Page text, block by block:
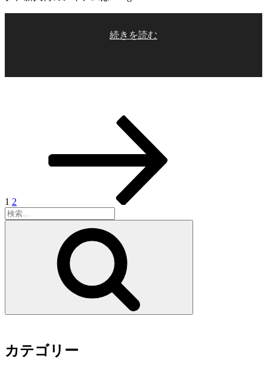
メ/149cm”
“instagram
ま
す！”
続きを読む
投
1 2
検
索:
カテゴリー